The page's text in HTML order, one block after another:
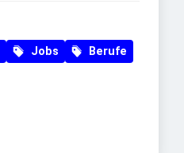
Jobs
Berufe